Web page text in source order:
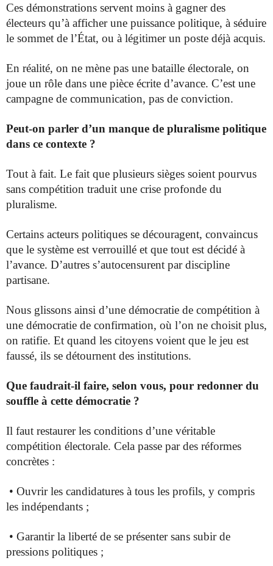
Ces démonstrations servent moins à gagner des
électeurs qu’à afficher une puissance politique, à séduire
le sommet de l’État, ou à légitimer un poste déjà acquis.
En réalité, on ne mène pas une bataille électorale, on
joue un rôle dans une pièce écrite d’avance. C’est une
campagne de communication, pas de conviction.
Peut-on parler d’un manque de pluralisme politique
dans ce contexte ?
Tout à fait. Le fait que plusieurs sièges soient pourvus
sans compétition traduit une crise profonde du
pluralisme.
Certains acteurs politiques se découragent, convaincus
que le système est verrouillé et que tout est décidé à
l’avance. D’autres s’autocensurent par discipline
partisane.
Nous glissons ainsi d’une démocratie de compétition à
une démocratie de confirmation, où l’on ne choisit plus,
on ratifie. Et quand les citoyens voient que le jeu est
faussé, ils se détournent des institutions.
Que faudrait-il faire, selon vous, pour redonner du
souffle à cette démocratie ?
Il faut restaurer les conditions d’une véritable
compétition électorale. Cela passe par des réformes
concrètes :
• Ouvrir les candidatures à tous les profils, y compris
les indépendants ;
• Garantir la liberté de se présenter sans subir de
pressions politiques ;